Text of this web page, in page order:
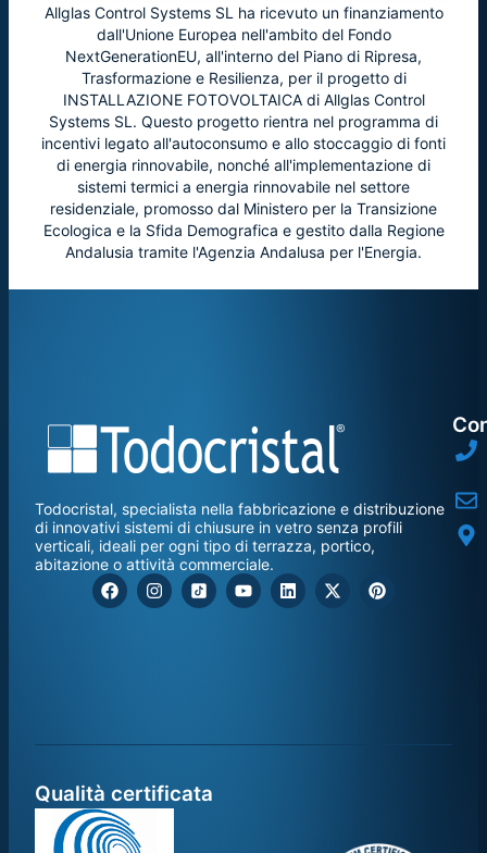
Allglas Control Systems SL ha ricevuto un finanziamento
dall'Unione Europea nell'ambito del Fondo
NextGenerationEU, all'interno del Piano di Ripresa,
Trasformazione e Resilienza, per il progetto di
INSTALLAZIONE FOTOVOLTAICA di Allglas Control
Systems SL. Questo progetto rientra nel programma di
incentivi legato all'autoconsumo e allo stoccaggio di fonti
di energia rinnovabile, nonché all'implementazione di
sistemi termici a energia rinnovabile nel settore
residenziale, promosso dal Ministero per la Transizione
Ecologica e la Sfida Demografica e gestito dalla Regione
Andalusia tramite l'Agenzia Andalusa per l'Energia.
Todocristal, specialista nella fabbricazione e distribuzione
di innovativi sistemi di chiusure in vetro senza profili
verticali, ideali per ogni tipo di terrazza, portico,
abitazione o attività commerciale.
Qualità certificata